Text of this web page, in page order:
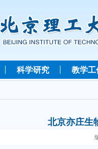
科学研究 教学工
北京亦庄生